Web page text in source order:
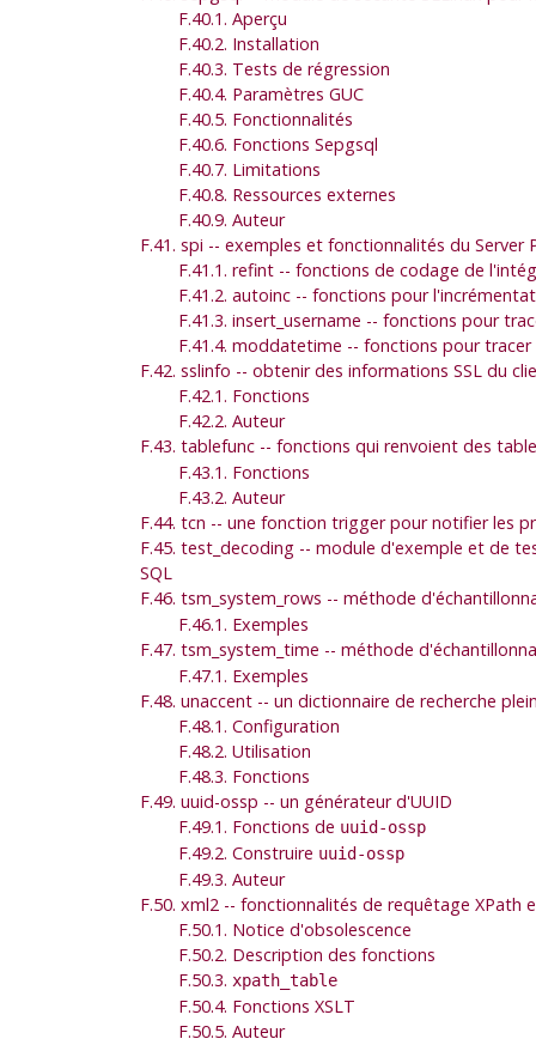
F.40.1. Aperçu
F.40.2. Installation
F.40.3. Tests de régression
F.40.4. Paramètres GUC
F.40.5. Fonctionnalités
F.40.6. Fonctions Sepgsql
F.40.7. Limitations
F.40.8. Ressources externes
F.40.9. Auteur
F.41. spi -- exemples et fonctionnalités du Server
F.41.1. refint -- fonctions de codage de
F.41.2. autoinc -- fonctions pour
F.41.3. insert_username -- fonctions pour
F.41.4. moddatetime -- fonctions pour
F.42. sslinfo -- obtenir des informations SSL du
F.42.1. Fonctions
F.42.2. Auteur
F.43. tablefunc -- fonctions qui renvoient des
F.43.1. Fonctions
F.43.2. Auteur
F.44. tcn -- une fonction trigger pour notifier les
F.45. test_decoding -- module d'exemple et de
SQL
F.46. tsm_system_rows -- méthode
F.46.1. Exemples
F.47. tsm_system_time -- méthode
F.47.1. Exemples
F.48. unaccent -- un dictionnaire de recherche
F.48.1. Configuration
F.48.2. Utilisation
F.48.3. Fonctions
F.49. uuid-ossp -- un générateur d'UUID
F.49.1. Fonctions de uuid-ossp
F.49.2. Construire uuid-ossp
F.49.3. Auteur
F.50. xml2 -- fonctionnalités de requêtage XPath
F.50.1. Notice d'obsolescence
F.50.2. Description des fonctions
F.50.3. xpath_table
F.50.4. Fonctions XSLT
F.50.5. Auteur